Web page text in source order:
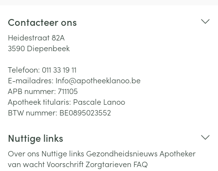
Contacteer ons
Heidestraat 82A
3590 Diepenbeek
Telefoon: 011 33 19 11
E-mailadres: Info@apotheeklanoo.be
APB nummer: 711105
Apotheek titularis: Pascale Lanoo
BTW nummer: BE0895023552
Nuttige links
Over ons Nuttige links Gezondheidsnieuws Apotheker
van wachtVoorschriftZorgtarieven FAQ